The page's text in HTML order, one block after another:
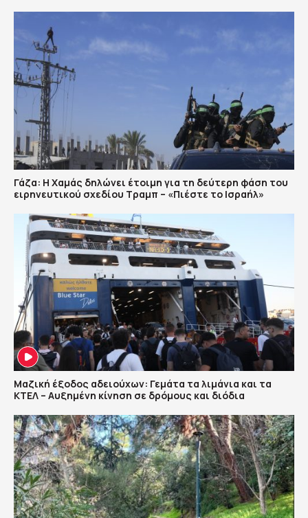
Γάζα: Η Χαμάς δηλώνει έτοιμη για τη δεύτερη φάση του
ειρηνευτικού σχεδίου Τραμπ – «Πιέστε το Ισραήλ»
Μαζική έξοδος αδειούχων: Γεμάτα τα λιμάνια και τα
ΚΤΕΛ – Αυξημένη κίνηση σε δρόμους και διόδια